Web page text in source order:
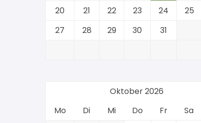
20
21 22 23 24 25
27
28 29 30 31
Oktober 2026
Mo
Di Mi Do Fr Sa